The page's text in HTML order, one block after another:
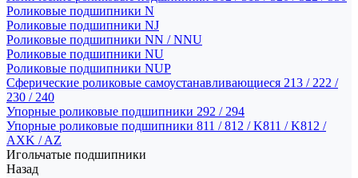
Роликовые подшипники N
Роликовые подшипники NJ
Роликовые подшипники NN / NNU
Роликовые подшипники NU
Роликовые подшипники NUP
Сферические роликовые самоустанавливающиеся 213 / 222 /
230 / 240
Упорные роликовые подшипники 292 / 294
Упорные роликовые подшипники 811 / 812 / K811 / K812 /
AXK / AZ
Игольчатые подшипники
Назад